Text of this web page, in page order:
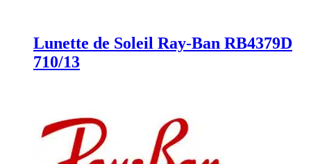
Lunette de Soleil Ray-Ban RB4379D
710/13